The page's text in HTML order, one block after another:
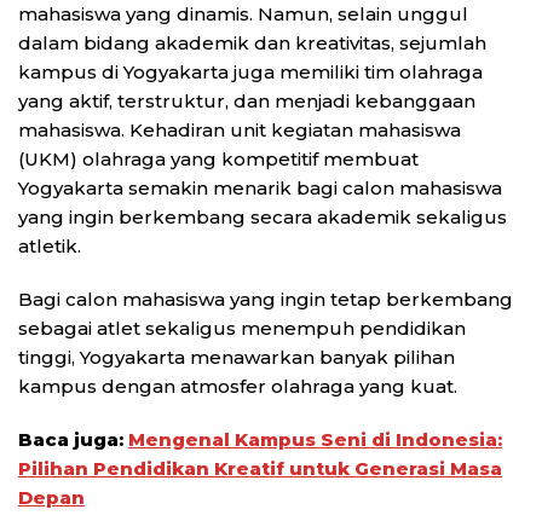
mahasiswa yang dinamis. Namun, selain unggul
dalam bidang akademik dan kreativitas, sejumlah
kampus di Yogyakarta juga memiliki tim olahraga
yang aktif, terstruktur, dan menjadi kebanggaan
mahasiswa. Kehadiran unit kegiatan mahasiswa
(UKM) olahraga yang kompetitif membuat
Yogyakarta semakin menarik bagi calon mahasiswa
yang ingin berkembang secara akademik sekaligus
atletik.
Bagi calon mahasiswa yang ingin tetap berkembang
sebagai atlet sekaligus menempuh pendidikan
tinggi, Yogyakarta menawarkan banyak pilihan
kampus dengan atmosfer olahraga yang kuat.
Baca juga: Mengenal Kampus Seni di Indonesia:
Pilihan Pendidikan Kreatif untuk Generasi Masa
Depan